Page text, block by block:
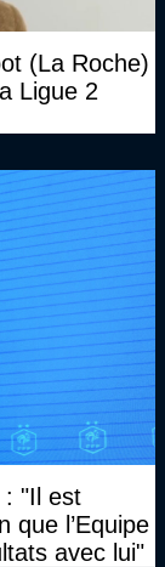
(La Roche)
Ligue 2
: "Il est
que l’Equipe
avec lui"